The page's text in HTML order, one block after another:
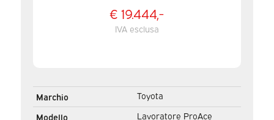
€ 19.444,-
IVA esclusa
Marchio
Toyota
Modello
Lavoratore ProAce